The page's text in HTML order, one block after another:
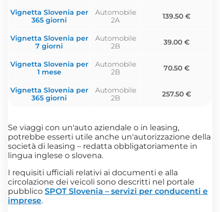
Vignetta Slovenia per
365 giorni
Automobile
2A
139.50 €
Vignetta Slovenia per
7 giorni
Automobile
2B
39.00 €
Vignetta Slovenia per
1 mese
Automobile
2B
70.50 €
Vignetta Slovenia per
365 giorni
Automobile
2B
257.50 €
Se viaggi con un'auto aziendale o in leasing,
potrebbe esserti utile anche un'autorizzazione della
società di leasing – redatta obbligatoriamente in
lingua inglese o slovena.
I requisiti ufficiali relativi ai documenti e alla
circolazione dei veicoli sono descritti nel portale
pubblico SPOT Slovenia – servizi per conducenti e
imprese.